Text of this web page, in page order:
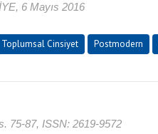
6 Mayıs 2016
Toplumsal Cinsiyet Postmodern
75-87, ISSN: 2619-9572